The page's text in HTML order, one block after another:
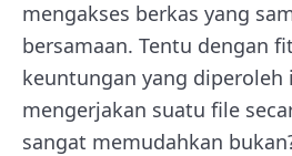
mengakses berkas yang
bersamaan. Tentu dengan
keuntungan yang diperoleh
mengerjakan suatu file
sangat memudahkan